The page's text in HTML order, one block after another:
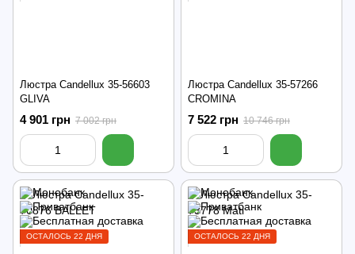
Люстра Candellux 35-56603
GLIVA
4 901 грн 7 002 грн
Люстра Candellux 35-57266
CROMINA
7 522 грн 10 746 грн
ОСТАЛОСЬ 22 ДНЯ ОСТАЛОСЬ 22 ДНЯ